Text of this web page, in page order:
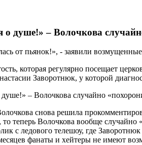
душе!» – Волочкова
от пьянок!», - заявили
которая регулярно посещает
Заворотнюк, у которой
снова решила
теперь Волочкова вообще случайно
с ледового телешоу, где
фанаты и хейтеры не имеют